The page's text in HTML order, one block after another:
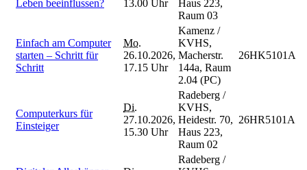
Leben beeinflussen?
13.00 Uhr
Haus 223,
Raum 03
Einfach am Computer
starten – Schritt für
Schritt
Mo.
26.10.2026,
17.15 Uhr
Kamenz /
KVHS,
Macherstr.
144a, Raum
2.04 (PC)
26HK5101A
Computerkurs für
Einsteiger
Di.
27.10.2026,
15.30 Uhr
Radeberg /
KVHS,
Heidestr. 70,
Haus 223,
Raum 02
26HR5101A
Radeberg /